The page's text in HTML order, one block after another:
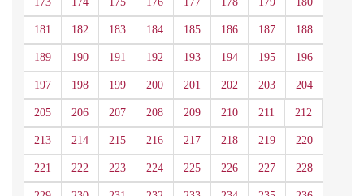
181 182 183 184 185 186 187 188
189 190 191 192 193 194 195 196
197 198 199 200 201 202 203 204
205 206 207 208 209 210 211 212
213 214 215 216 217 218 219 220
221 222 223 224 225 226 227 228